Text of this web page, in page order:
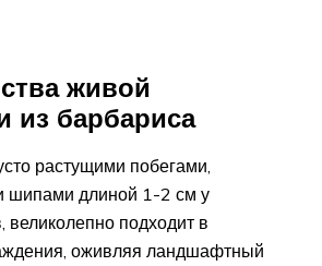
живой
из барбариса
растущими побегами,
шипами длиной 1-2 см у
великолепно подходит в
оживляя ландшафтный